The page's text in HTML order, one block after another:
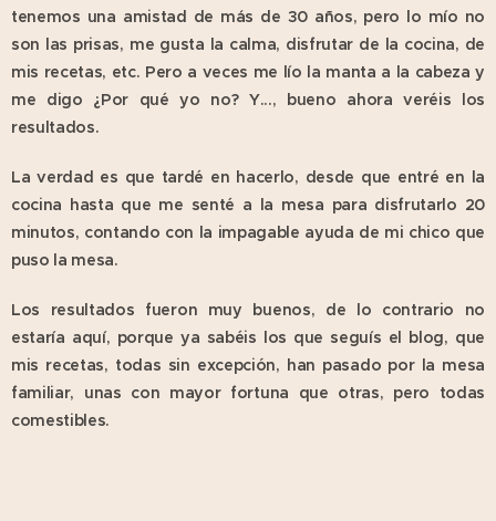
tenemos una amistad de más de 30 años, pero lo mío no
son las prisas, me gusta la calma, disfrutar de la cocina, de
mis recetas, etc. Pero a veces me lío la manta a la cabeza y
me digo ¿Por qué yo no? Y..., bueno ahora veréis los
resultados.
La verdad es que tardé en hacerlo, desde que entré en la
cocina hasta que me senté a la mesa para disfrutarlo 20
minutos, contando con la impagable ayuda de mi chico que
puso la mesa.
Los resultados fueron muy buenos, de lo contrario no
estaría aquí, porque ya sabéis los que seguís el blog, que
mis recetas, todas sin excepción, han pasado por la mesa
familiar, unas con mayor fortuna que otras, pero todas
comestibles.